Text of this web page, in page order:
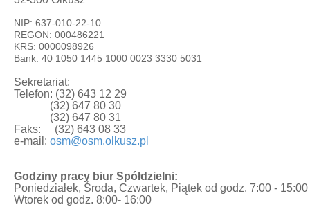
NIP: 637-010-22-10
REGON: 000486221
KRS: 0000098926
Bank: 40 1050 1445 1000 0023 3330 5031
Sekretariat:
Telefon: (32) 643 12 29
(32) 647 80 30
(32) 647 80 31
Faks: (32) 643 08 33
e-mail: osm@osm.olkusz.pl
Godziny pracy biur Spółdzielni:
Poniedziałek, Środa, Czwartek, Piątek od godz. 7:00 - 15:00
Wtorek od godz. 8:00- 16:00